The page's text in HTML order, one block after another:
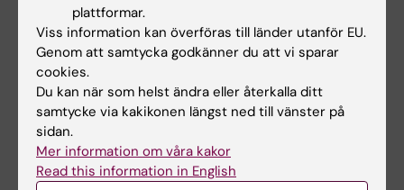
Professionals Supporting Children and Young
Adults with a Parent Diagnosed with
Dementia: An Interview Study
Tyrrell M; Jonsson A; Sodergren U; Hedman R;
Sandberg J; Craftman AG
Alla författare
Alla övriga publikationer
plattformar.
Viss information kan överföras till länder utanför EU.
Genom att samtycka godkänner du att vi sparar
cookies.
Du kan när som helst ändra eller återkalla ditt
samtycke via kakikonen längst ned till vänster på
sidan.
Mer information om våra kakor
Read this information in English